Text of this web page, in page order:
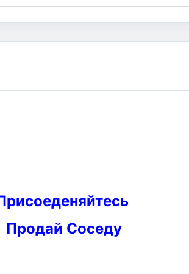
Продай Соседу